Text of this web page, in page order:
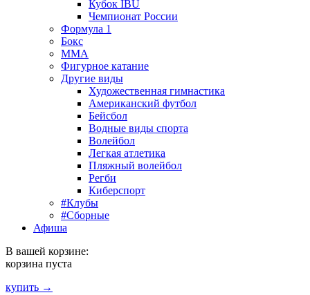
Кубок IBU
Чемпионат России
Формула 1
Бокс
MMA
Фигурное катание
Другие виды
Художественная гимнастика
Американский футбол
Бейсбол
Водные виды спорта
Волейбол
Легкая атлетика
Пляжный волейбол
Регби
Киберспорт
#Клубы
#Сборные
Афиша
В вашей корзине:
корзина пуста
купить →